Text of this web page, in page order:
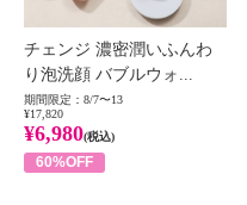
チェンジ 濃密潤いふんわ
り泡洗顔 バブルウォ...
期間限定：8/7〜13
¥17,820
¥6,980(税込)
60%OFF